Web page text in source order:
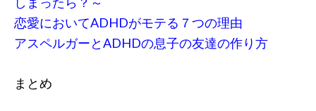
恋愛においてADHDがモテる７つの理由
アスペルガーとADHDの息子の友達の作り方
まとめ